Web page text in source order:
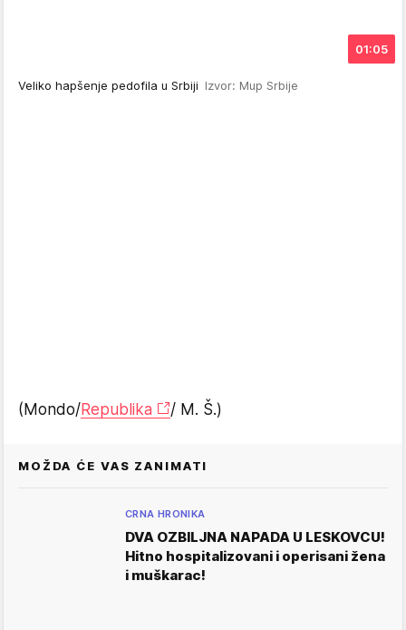
01:05
Veliko hapšenje pedofila u Srbiji Izvor: Mup Srbije
(Mondo/Republika / M. Š.)
MOŽDA ĆE VAS ZANIMATI
CRNA HRONIKA
DVA OZBILJNA NAPADA U LESKOVCU!
Hitno hospitalizovani i operisani žena
i muškarac!